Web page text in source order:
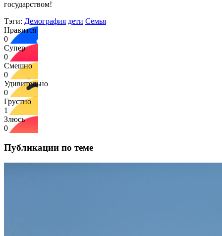
государством!
Тэги: Демография дети Семья
Нравится
0
Супер
0
Смешно
0
Удивительно
0
Грустно
1
Злюсь
0
Публикации по теме